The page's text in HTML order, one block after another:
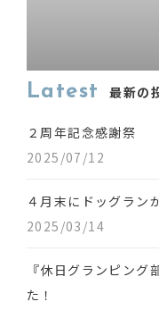
Latest 最新の
２周年記念感謝祭
2025/07/12
４月末にドッグラン
2025/03/14
『休日グランピング
た！